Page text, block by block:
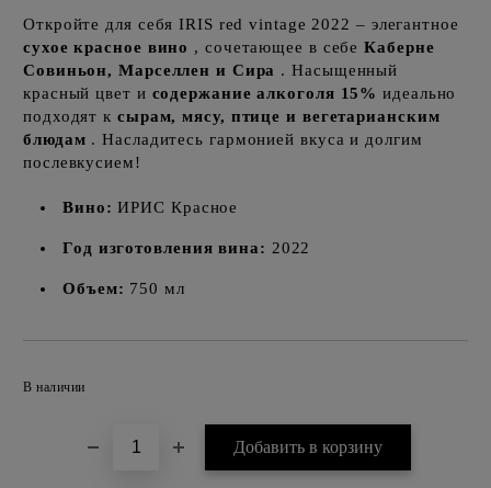
Откройте для себя IRIS red vintage 2022 – элегантное
сухое красное вино , сочетающее в себеКаберне
Совиньон, Марселлен и Сира . Насыщенный
красный цвет и содержание алкоголя 15% идеально
подходят к сырам, мясу, птице и вегетарианским
блюдам . Насладитесь гармонией вкуса и долгим
послевкусием!
Вино: ИРИС Красное
Год изготовления вина: 2022
Объем: 750 мл
В наличии